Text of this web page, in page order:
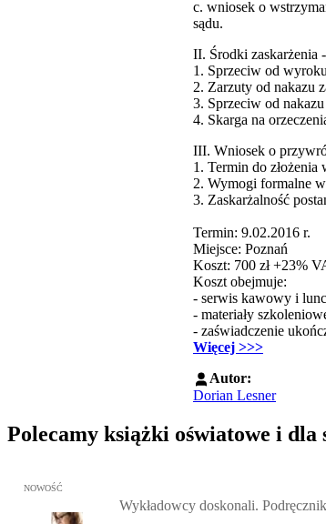
c. wniosek o
sądu.
II. Środki zaskarżenia
1. Sprzeciw od
2. Zarzuty od nakazu
3. Sprzeciw od
4. Skarga na
III. Wniosek o
1. Termin do złożenia
2. Wymogi formalne
3. Zaskarżalność
Termin: 9.02.2016 r.
Miejsce: Poznań
Koszt: 700 zł +23%
Koszt obejmuje:
- serwis kawowy i
- materiały
- zaświadczenie
Więcej >>>
Autor:
Dorian Lesner
Polecamy książki oświatowe i dla
Przejdź do: Wykładowcy doskonali. Podręcznik
NOWOŚĆ
Wykładowcy doskonali.